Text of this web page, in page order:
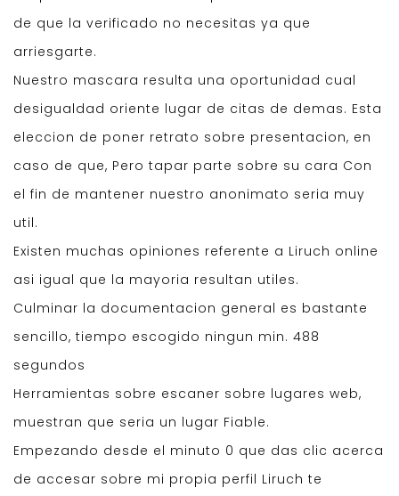
de que la verificado no necesitas ya que
arriesgarte.
Nuestro mascara resulta una oportunidad cual
desigualdad oriente lugar de citas de demas. Esta
eleccion de poner retrato sobre presentacion, en
caso de que, Pero tapar parte sobre su cara Con
el fin de mantener nuestro anonimato seria muy
util.
Existen muchas opiniones referente a Liruch online
asi igual que la mayoria resultan utiles.
Culminar la documentacion general es bastante
sencillo, tiempo escogido ningun min. 488
segundos
Herramientas sobre escaner sobre lugares web,
muestran que seria un lugar Fiable.
Empezando desde el minuto 0 que das clic acerca
de accesar sobre mi propia perfil Liruch te